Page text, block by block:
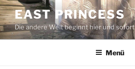
Zum
Inhalt
springen
EAST PRINCESS
Die andere Welt beginnt hier und sofort
Menü